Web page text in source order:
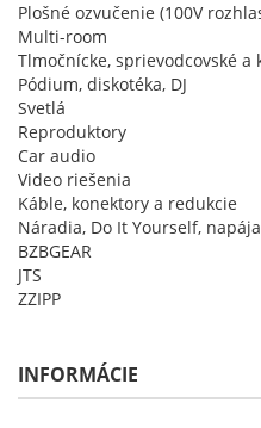
Plošné ozvučenie (100V
Multi-room
Tlmočnícke, sprievodcovské
Pódium, diskotéka, DJ
Svetlá
Reproduktory
Car audio
Video riešenia
Káble, konektory a redukcie
Náradia, Do It Yourself,
BZBGEAR
JTS
ZZIPP
INFORMÁCIE